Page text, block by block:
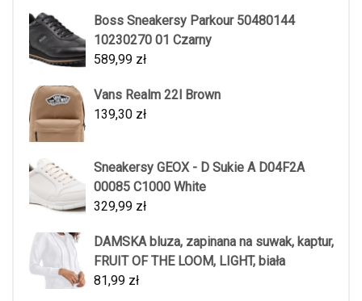
Boss Sneakersy Parkour 50480144
10230270 01 Czarny
589,99 zł
Vans Realm 22l Brown
139,30 zł
Sneakersy GEOX - D Sukie A D04F2A
00085 C1000 White
329,99 zł
DAMSKA bluza, zapinana na suwak, kaptur,
FRUIT OF THE LOOM, LIGHT, biała
81,99 zł